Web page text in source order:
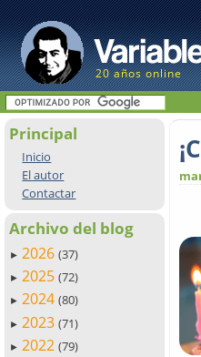
20 años online
Principal
Inicio
El autor
Contactar
Archivo del blog
► 2026 (37)
► 2025 (72)
► 2024 (80)
► 2023 (71)
► 2022 (79)